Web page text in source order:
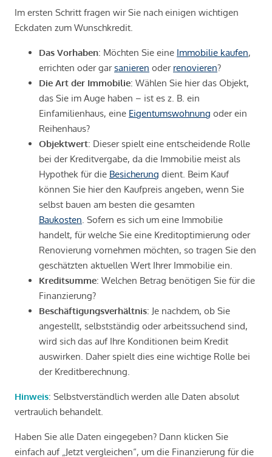
Im ersten Schritt fragen wir Sie nach einigen wichtigen
Eckdaten zum Wunschkredit.
Das Vorhaben: Möchten Sie eine Immobilie kaufen,
errichten oder garsanieren oder renovieren?
Die Art der Immobilie: Wählen Sie hier das Objekt,
das Sie im Auge haben – ist es z. B. ein
Einfamilienhaus, eine Eigentumswohnung oder ein
Reihenhaus?
Objektwert: Dieser spielt eine entscheidende Rolle
bei der Kreditvergabe, da die Immobilie meist als
Hypothek für die Besicherung dient. Beim Kauf
können Sie hier den Kaufpreis angeben, wenn Sie
selbst bauen am besten die gesamten
Baukosten . Sofern es sich um eine Immobilie
handelt, für welche Sie eine Kreditoptimierung oder
Renovierung vornehmen möchten, so tragen Sie den
geschätzten aktuellen Wert Ihrer Immobilie ein.
Kreditsumme: Welchen Betrag benötigen Sie für die
Finanzierung?
Beschäftigungsverhältnis: Je nachdem, ob Sie
angestellt, selbstständig oder arbeitssuchend sind,
wird sich das auf Ihre Konditionen beim Kredit
auswirken. Daher spielt dies eine wichtige Rolle bei
der Kreditberechnung.
Hinweis: Selbstverständlich werden alle Daten absolut
vertraulich behandelt.
Haben Sie alle Daten eingegeben? Dann klicken Sie
einfach auf „Jetzt vergleichen“, um die Finanzierung für die